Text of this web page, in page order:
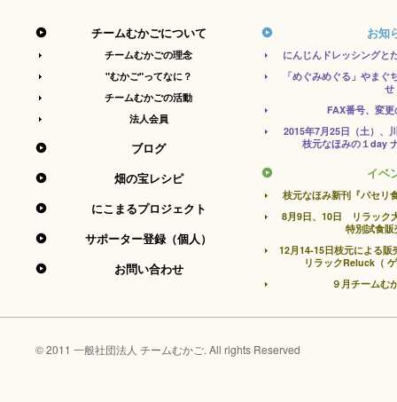
チームむかごについて
チームむかごの理念
"むかご"ってなに？
チームむかごの活動
法人会員
ブログ
畑の宝レシピ
にこまるプロジェクト
サポーター登録（個人）
お問い合わせ
お知
にんじんドレッシング
「めぐみめぐる」やまぐ
せ
FAX番号、変
2015年7月25日（土）、
枝元なほみの１day
イベ
枝元なほみ新刊『パセリ
8月9日、10日 リラック
特別試食
12月14-15日枝元による
リラックReluck（
９月チームむ
© 2011 一般社団法人 チームむかご. All rights Reserved